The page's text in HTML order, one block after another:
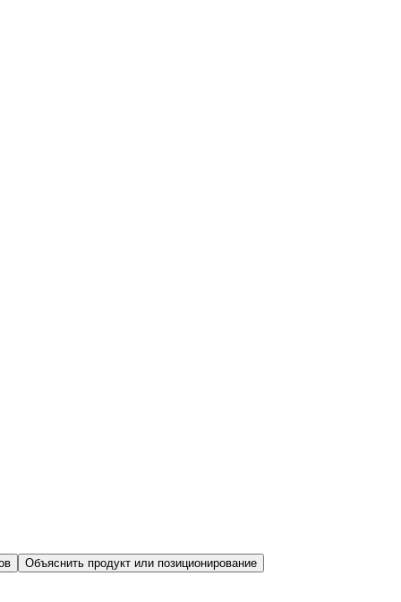
Объяснить продукт или позиционирование